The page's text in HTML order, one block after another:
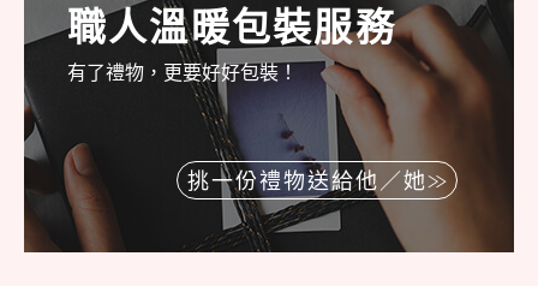
職人溫暖包裝服務
有了禮物，更要好好包裝！
挑一份禮物送給他／她